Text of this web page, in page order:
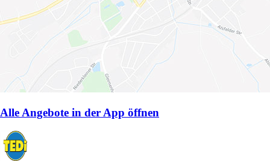
Alle Angebote in der App öffnen